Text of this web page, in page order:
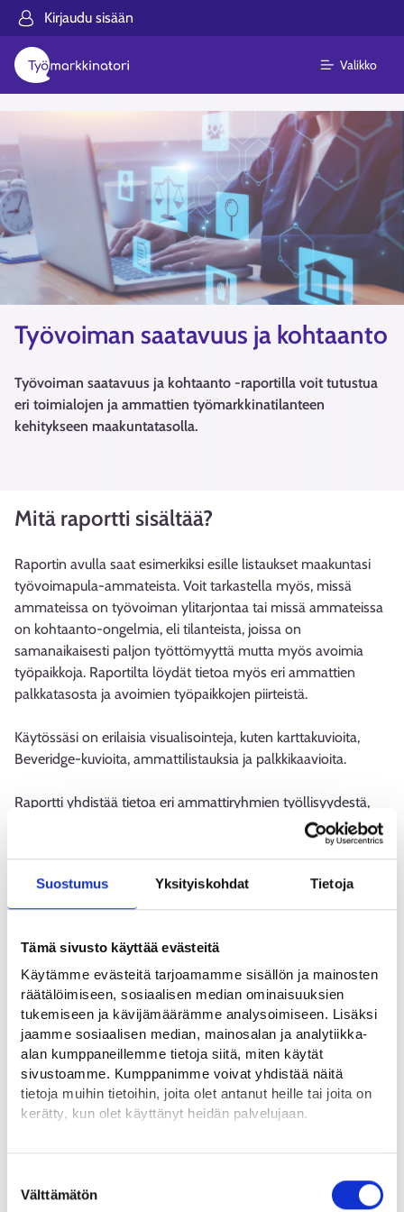
Suostumus Yksityiskohdat Tietoja
Tämä sivusto käyttää evästeitä
Käytämme evästeitä tarjoamamme sisällön ja mainosten
räätälöimiseen, sosiaalisen median ominaisuuksien
tukemiseen ja kävijämäärämme analysoimiseen. Lisäksi
jaamme sosiaalisen median, mainosalan ja analytiikka-
alan kumppaneillemme tietoja siitä, miten käytät
sivustoamme. Kumppanimme voivat yhdistää näitä
tietoja muihin tietoihin, joita olet antanut heille tai joita on
kerätty, kun olet käyttänyt heidän palvelujaan.
Löydät tietoa evästeiden käyttötarkoituksista
Lue tarkemmin
valinta
Välttämätön
Kirjaudu sisään
Valikko
Työvoiman saatavuus ja kohtaanto
Työvoiman saatavuus ja kohtaanto -raportilla voit tutustua
eri toimialojen ja ammattien työmarkkinatilanteen
kehitykseen maakuntatasolla.
Mitä raportti sisältää?
Raportin avulla saat esimerkiksi esille listaukset maakuntasi
työvoimapula-ammateista. Voit tarkastella myös, missä
ammateissa on työvoiman ylitarjontaa tai missä ammateissa
on kohtaanto-ongelmia, eli tilanteista, joissa on
samanaikaisesti paljon työttömyyttä mutta myös avoimia
työpaikkoja. Raportilta löydät tietoa myös eri ammattien
palkkatasosta ja avoimien työpaikkojen piirteistä.
Käytössäsi on erilaisia visualisointeja, kuten karttakuvioita,
Beveridge-kuvioita, ammattilistauksia ja palkkikaavioita.
Raportti yhdistää tietoa eri ammattiryhmien työllisyydestä,
työttömyydestä, työvoimasta, avoimista työpaikoista ja
palkoista. Tiedot ovat peräisin työ- ja elinkeinoministeriön
Avoimet työpaikat -tilastosta, Palkkarakenne-tilastosta sekä
Tulorekisterin Palkat ja palkkiot -tilastosta. Raportti sisältää eri
alkaen.
Siirry raporttiin
Esittelyvideo: Työvoiman saatavuus ja kohtaanto -
sovellus⁠